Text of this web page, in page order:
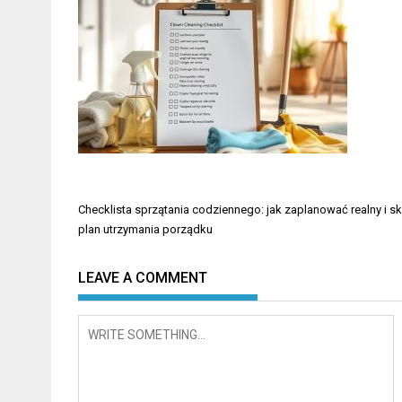
Nawigacja
wpisu
Checklista sprzątania codziennego: jak zaplanować realny i
plan utrzymania porządku
LEAVE A COMMENT